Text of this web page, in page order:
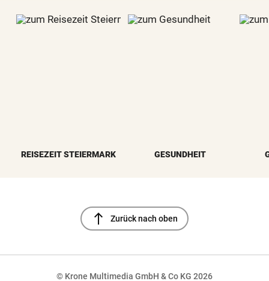
REISEZEIT STEIERMARK GESUNDHEIT
north Zurück nach oben
© Krone Multimedia GmbH & Co KG 2026